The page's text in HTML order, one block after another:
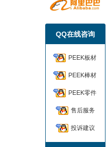
QQ在线咨询
PEEK板材
PEEK棒材
PEEK零件
售后服务
投诉建议